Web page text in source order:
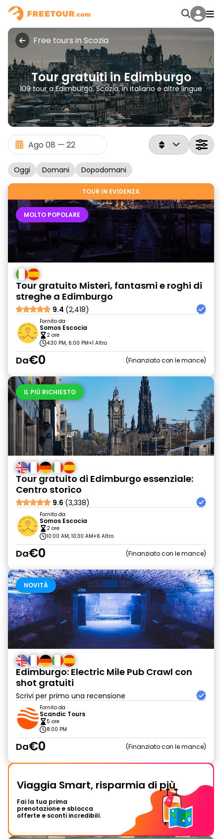
Free tours in Scozia
Tour gratuiti in Edimburgo
109 tour a Edimburgo, Scozia, in italiano e altre lingue
Oggi Domani Dopodomani
TOUR IN EVIDENZA
MOLTO POPOLARE
Tour gratuito Misteri, fantasmi e roghi di
streghe a Edimburgo
9.4 (2,418)
Fornito da
Somos Escocia
2 ore
4:30 PM, 6:00 PM+1 Altro
Da€0 Finanziato con le mance
IL PIÙ RICHIESTO
Tour gratuito di Edimburgo essenziale:
Centro storico
9.6 (3,338)
Fornito da
Somos Escocia
2 ore
10:00 AM, 10:30 AM+6 Altro
Da€0 Finanziato con le mance
NOVITÀ
Edimburgo: Electric Mile Pub Crawl con
shot gratuiti
Scrivi per primo una recensione
Fornito da
Scandic Tours
5 ore
8:00 PM
Da€0 Finanziato con le mance
Viaggia Smart, risparmia di più
Fai la tua prima
prenotazione e sblocca
offerte e sconti incredibili.